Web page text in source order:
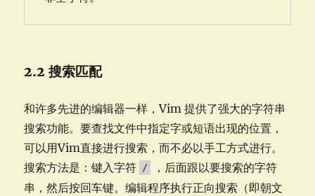
2.2 搜索匹配
和许多先进的编辑器一样，Vim 提供了强大的字符串
搜索功能。要查找文件中指定字或短语出现的位置，
可以用Vim直接进行搜索，而不必以手工方式进行。
搜索方法是：键入字符 /
，后面跟以要搜索的字符
串，然后按回车键。编辑程序执行正向搜索（即朝文